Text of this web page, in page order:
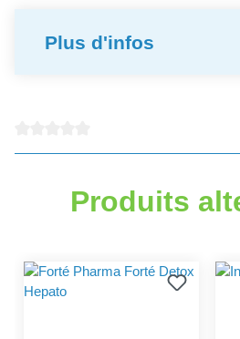
Plus d'infos
Produits